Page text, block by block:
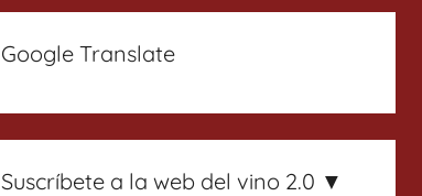
Google Translate
Suscríbete a la web del vino 2.0 ▼